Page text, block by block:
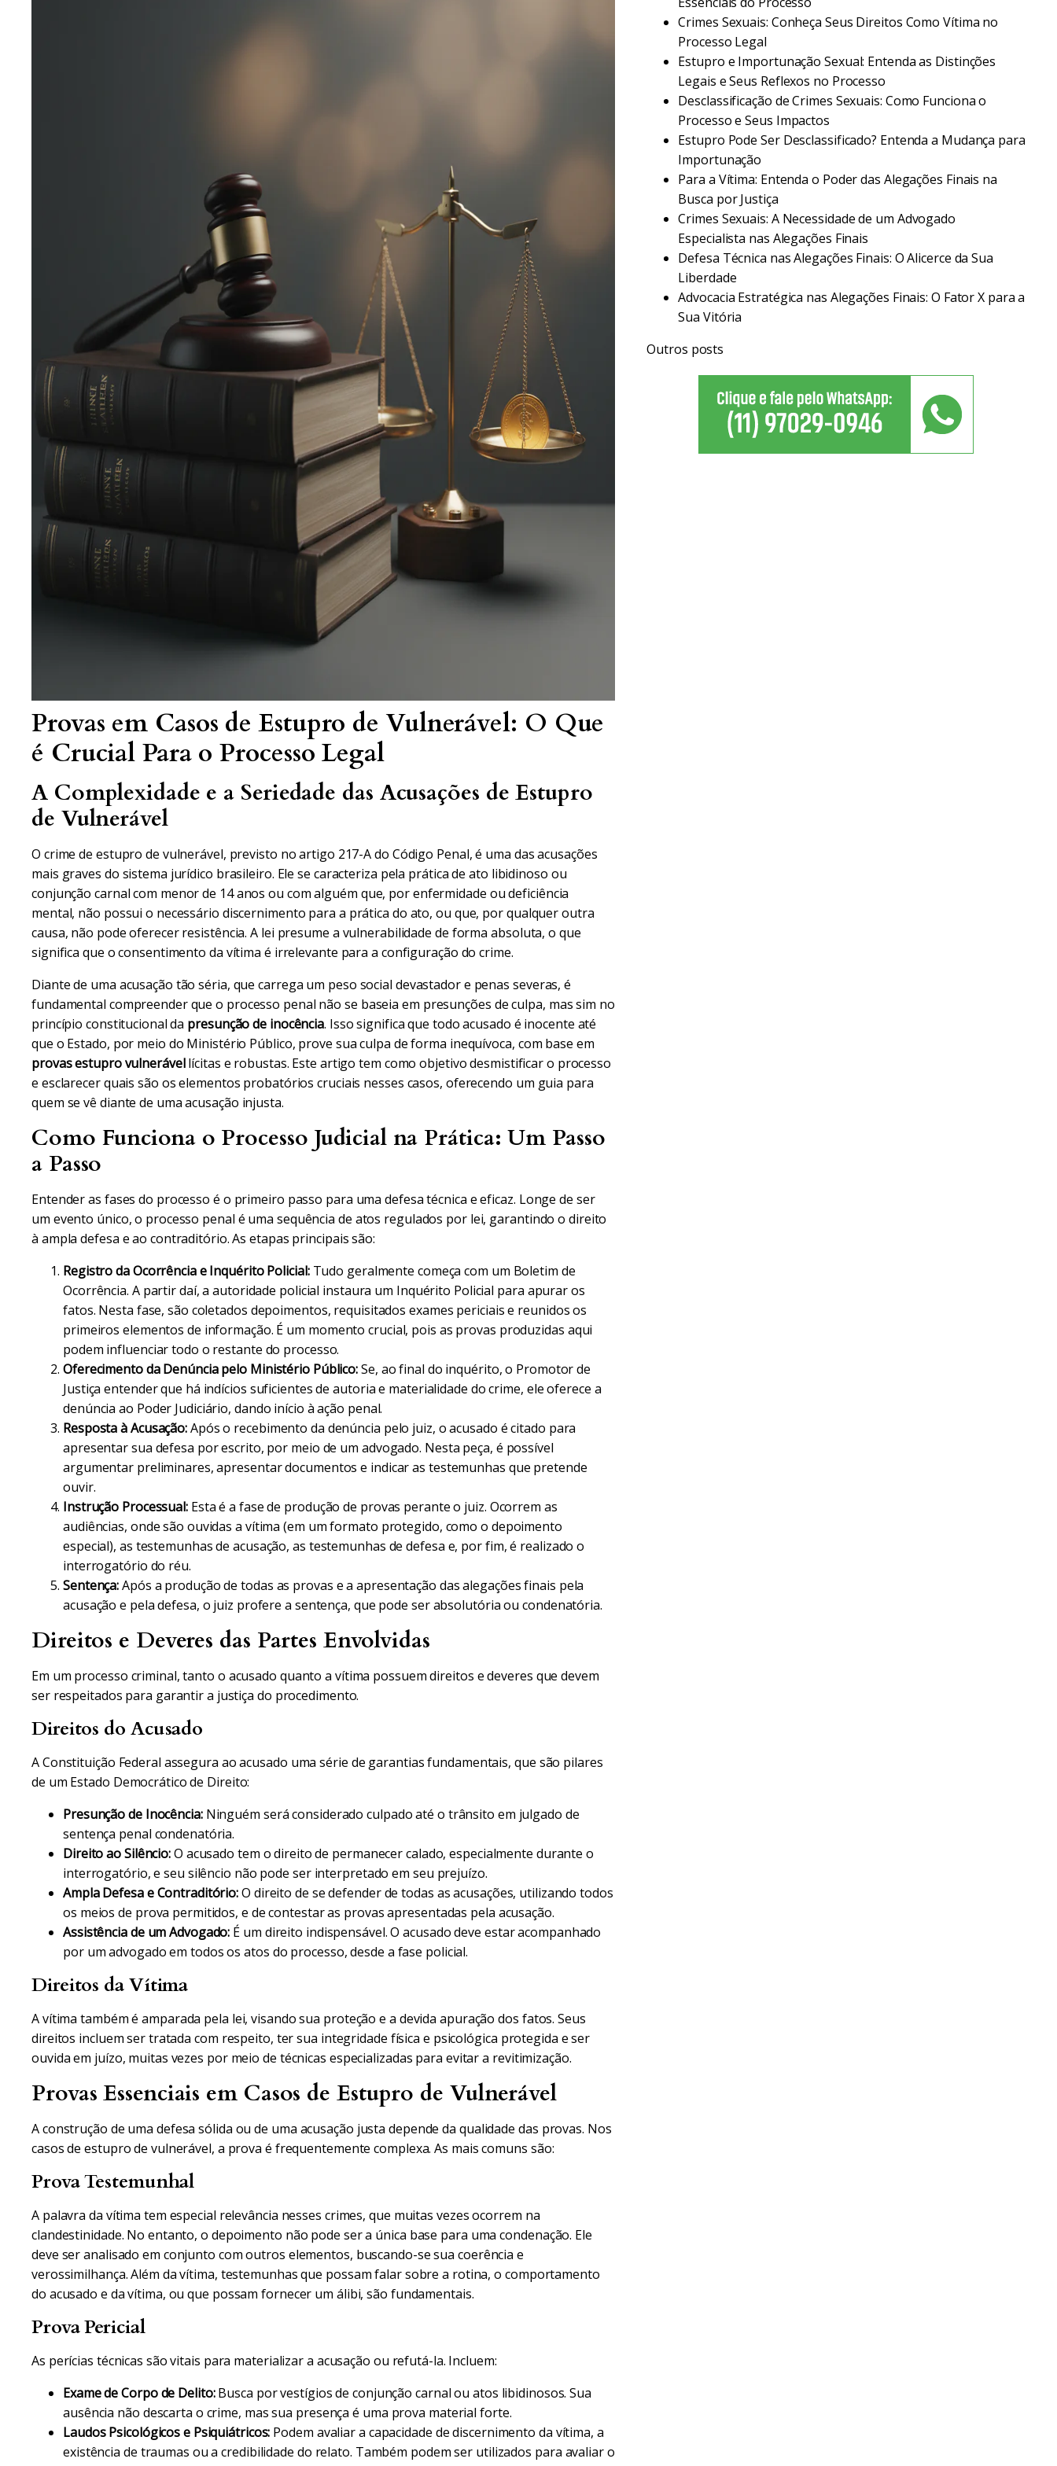
Provas em Casos de Estupro de Vulnerável: O Que
é Crucial Para o Processo Legal
A Complexidade e a Seriedade das Acusações de Estupro
de Vulnerável
O crime de estupro de vulnerável, previsto no artigo 217-A do Código Penal, é uma das acusações
mais graves do sistema jurídico brasileiro. Ele se caracteriza pela prática de ato libidinoso ou
conjunção carnal com menor de 14 anos ou com alguém que, por enfermidade ou deficiência
mental, não possui o necessário discernimento para a prática do ato, ou que, por qualquer outra
causa, não pode oferecer resistência. A lei presume a vulnerabilidade de forma absoluta, o que
significa que o consentimento da vítima é irrelevante para a configuração do crime.
Diante de uma acusação tão séria, que carrega um peso social devastador e penas severas, é
fundamental compreender que o processo penal não se baseia em presunções de culpa, mas sim no
princípio constitucional da presunção de inocência. Isso significa que todo acusado é inocente até
que o Estado, por meio do Ministério Público, prove sua culpa de forma inequívoca, com base em
provas estupro vulnerávellícitas e robustas. Este artigo tem como objetivo desmistificar o processo
e esclarecer quais são os elementos probatórios cruciais nesses casos, oferecendo um guia para
quem se vê diante de uma acusação injusta.
Como Funciona o Processo Judicial na Prática: Um Passo
a Passo
Entender as fases do processo é o primeiro passo para uma defesa técnica e eficaz. Longe de ser
um evento único, o processo penal é uma sequência de atos regulados por lei, garantindo o direito
à ampla defesa e ao contraditório. As etapas principais são:
Registro da Ocorrência e Inquérito Policial:Tudo geralmente começa com um Boletim de
Ocorrência. A partir daí, a autoridade policial instaura um Inquérito Policial para apurar os
fatos. Nesta fase, são coletados depoimentos, requisitados exames periciais e reunidos os
primeiros elementos de informação. É um momento crucial, pois as provas produzidas aqui
podem influenciar todo o restante do processo.
Oferecimento da Denúncia pelo Ministério Público:Se, ao final do inquérito, o Promotor de
Justiça entender que há indícios suficientes de autoria e materialidade do crime, ele oferece a
denúncia ao Poder Judiciário, dando início à ação penal.
Resposta à Acusação:Após o recebimento da denúncia pelo juiz, o acusado é citado para
apresentar sua defesa por escrito, por meio de um advogado. Nesta peça, é possível
argumentar preliminares, apresentar documentos e indicar as testemunhas que pretende
ouvir.
Instrução Processual:Esta é a fase de produção de provas perante o juiz. Ocorrem as
audiências, onde são ouvidas a vítima (em um formato protegido, como o depoimento
especial), as testemunhas de acusação, as testemunhas de defesa e, por fim, é realizado o
interrogatório do réu.
Sentença:Após a produção de todas as provas e a apresentação das alegações finais pela
acusação e pela defesa, o juiz profere a sentença, que pode ser absolutória ou condenatória.
Direitos e Deveres das Partes Envolvidas
Em um processo criminal, tanto o acusado quanto a vítima possuem direitos e deveres que devem
ser respeitados para garantir a justiça do procedimento.
Direitos do Acusado
A Constituição Federal assegura ao acusado uma série de garantias fundamentais, que são pilares
de um Estado Democrático de Direito:
Presunção de Inocência:Ninguém será considerado culpado até o trânsito em julgado de
sentença penal condenatória.
Direito ao Silêncio:O acusado tem o direito de permanecer calado, especialmente durante o
interrogatório, e seu silêncio não pode ser interpretado em seu prejuízo.
Ampla Defesa e Contraditório:O direito de se defender de todas as acusações, utilizando todos
os meios de prova permitidos, e de contestar as provas apresentadas pela acusação.
Assistência de um Advogado: É um direito indispensável. O acusado deve estar acompanhado
por um advogado em todos os atos do processo, desde a fase policial.
Direitos da Vítima
A vítima também é amparada pela lei, visando sua proteção e a devida apuração dos fatos. Seus
direitos incluem ser tratada com respeito, ter sua integridade física e psicológica protegida e ser
ouvida em juízo, muitas vezes por meio de técnicas especializadas para evitar a revitimização.
Provas Essenciais em Casos de Estupro de Vulnerável
A construção de uma defesa sólida ou de uma acusação justa depende da qualidade das provas. Nos
casos de estupro de vulnerável, a prova é frequentemente complexa. As mais comuns são:
Prova Testemunhal
A palavra da vítima tem especial relevância nesses crimes, que muitas vezes ocorrem na
clandestinidade. No entanto, o depoimento não pode ser a única base para uma condenação. Ele
deve ser analisado em conjunto com outros elementos, buscando-se sua coerência e
verossimilhança. Além da vítima, testemunhas que possam falar sobre a rotina, o comportamento
do acusado e da vítima, ou que possam fornecer um álibi, são fundamentais.
Prova Pericial
As perícias técnicas são vitais para materializar a acusação ou refutá-la. Incluem:
Exame de Corpo de Delito:Busca por vestígios de conjunção carnal ou atos libidinosos. Sua
ausência não descarta o crime, mas sua presença é uma prova material forte.
Laudos Psicológicos e Psiquiátricos: Podem avaliar a capacidade de discernimento da vítima, a
existência de traumas ou a credibilidade do relato. Também podem ser utilizados para avaliar o
Crimes Sexuais: Conheça Seus Direitos Como Vítima no
Processo Legal
Estupro e Importunação Sexual: Entenda as Distinções
Legais e Seus Reflexos no Processo
Desclassificação de Crimes Sexuais: Como Funciona o
Processo e Seus Impactos
Estupro Pode Ser Desclassificado? Entenda a Mudança para
Importunação
Para a Vítima: Entenda o Poder das Alegações Finais na
Busca por Justiça
Crimes Sexuais: A Necessidade de um Advogado
Especialista nas Alegações Finais
Defesa Técnica nas Alegações Finais: O Alicerce da Sua
Liberdade
Advocacia Estratégica nas Alegações Finais: O Fator X para a
Sua Vitória
Outros posts